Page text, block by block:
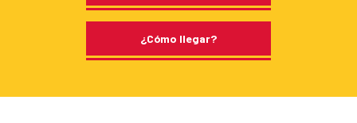
¿Cómo llegar?